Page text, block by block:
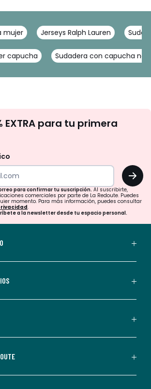
mujer Jerseys Ralph Lauren
capucha Sudadera con capucha
te
tu
para
confirmar
tu
suscripción.
aceptas
comerciales
personalizadas
parte
Redoute.
EXTRA para tu primera
OK
para confirmar tu suscripción. Al suscribirte,
comerciales por parte de La Redoute. Puedes
momento. Para más información, puedes consultar
.
a la newsletter desde tu espacio personal.